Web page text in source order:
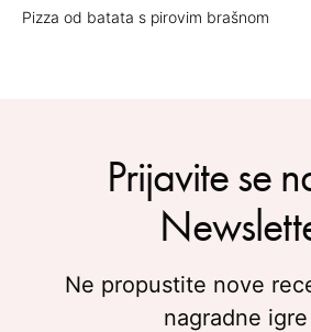
Pizza od batata s pirovim brašnom
Prijavite se
Ne propustite nove
nagradne igre